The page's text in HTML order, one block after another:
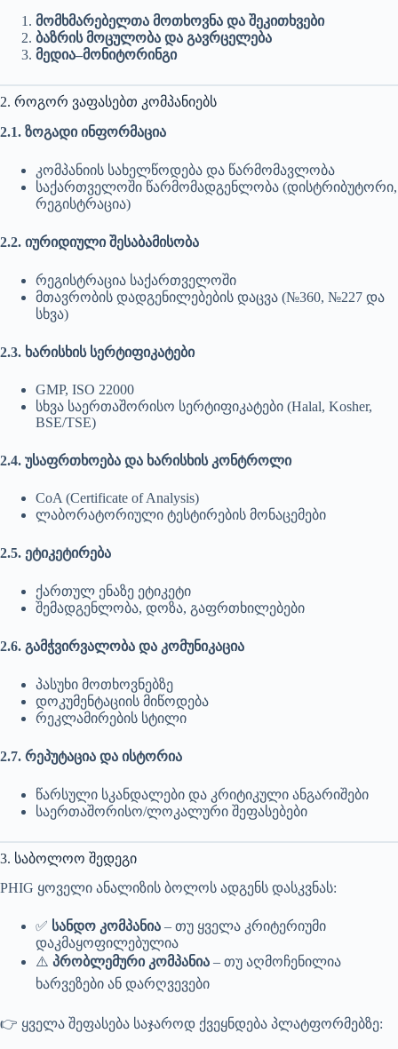
მომხმარებელთა მოთხოვნა და შეკითხვები
ბაზრის მოცულობა და გავრცელება
მედია–მონიტორინგი
2. როგორ ვაფასებთ კომპანიებს
2.1. ზოგადი ინფორმაცია
კომპანიის სახელწოდება და წარმომავლობა
საქართველოში წარმომადგენლობა (დისტრიბუტორი,
რეგისტრაცია)
2.2. იურიდიული შესაბამისობა
რეგისტრაცია საქართველოში
მთავრობის დადგენილებების დაცვა (№360, №227 და
სხვა)
2.3. ხარისხის სერტიფიკატები
GMP, ISO 22000
სხვა საერთაშორისო სერტიფიკატები (Halal, Kosher,
BSE/TSE)
2.4. უსაფრთხოება და ხარისხის კონტროლი
CoA (Certificate of Analysis)
ლაბორატორიული ტესტირების მონაცემები
2.5. ეტიკეტირება
ქართულ ენაზე ეტიკეტი
შემადგენლობა, დოზა, გაფრთხილებები
2.6. გამჭვირვალობა და კომუნიკაცია
პასუხი მოთხოვნებზე
დოკუმენტაციის მიწოდება
რეკლამირების სტილი
2.7. რეპუტაცია და ისტორია
წარსული სკანდალები და კრიტიკული ანგარიშები
საერთაშორისო/ლოკალური შეფასებები
3. საბოლოო შედეგი
PHIG ყოველი ანალიზის ბოლოს ადგენს დასკვნას:
✅ სანდო კომპანია – თუ ყველა კრიტერიუმი
დაკმაყოფილებულია
⚠️ პრობლემური კომპანია – თუ აღმოჩენილია
ხარვეზები ან დარღვევები
👉 ყველა შეფასება საჯაროდ ქვეყნდება პლატფორმებზე: